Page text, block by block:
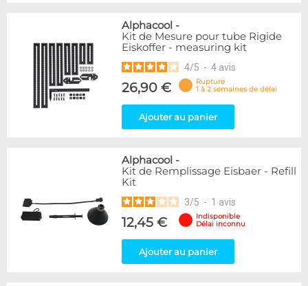
Alphacool -
Kit de Mesure pour tube Rigide
Eiskoffer - measuring kit
4/5 - 4 avis
26,90 €
Rupture
1 à 2 semaines de délai
Ajouter au panier
Alphacool -
Kit de Remplissage Eisbaer - Refill
Kit
3/5 - 1 avis
12,45 €
Indisponible
Délai inconnu
Ajouter au panier